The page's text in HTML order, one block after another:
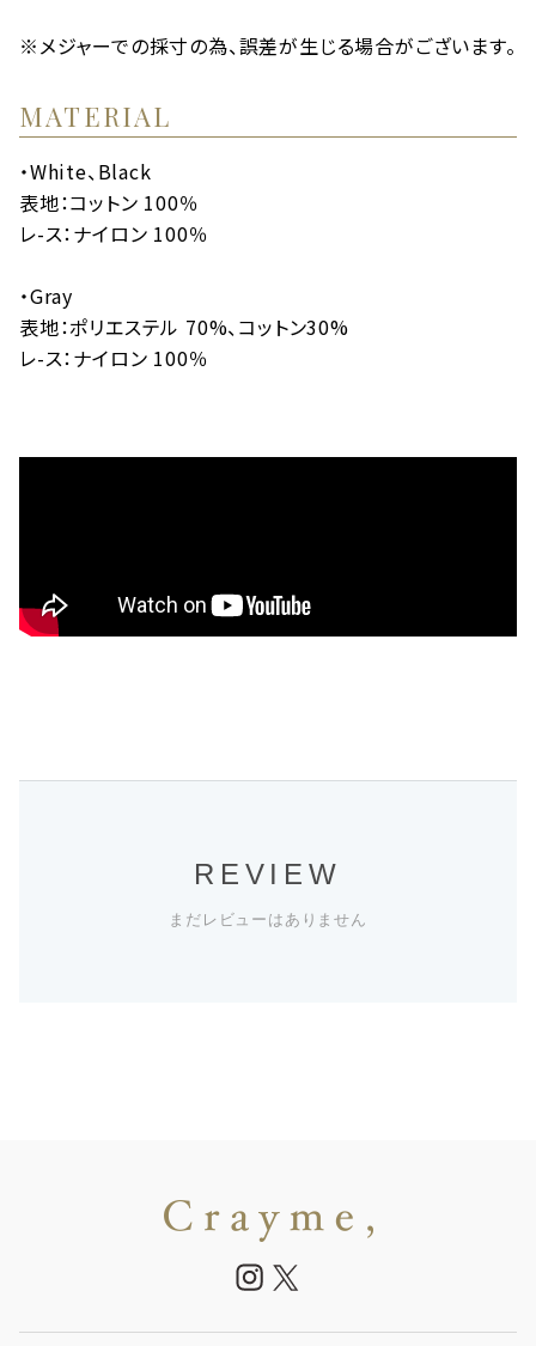
※メジャーでの採寸の為、誤差が生じる場合がございます。
MATERIAL
・White、Black
表地：コットン 100％
レ-ス：ナイロン 100％
・Gray
表地：ポリエステル 70%、コットン30%
レ-ス：ナイロン 100％
REVIEW
まだレビューはありません